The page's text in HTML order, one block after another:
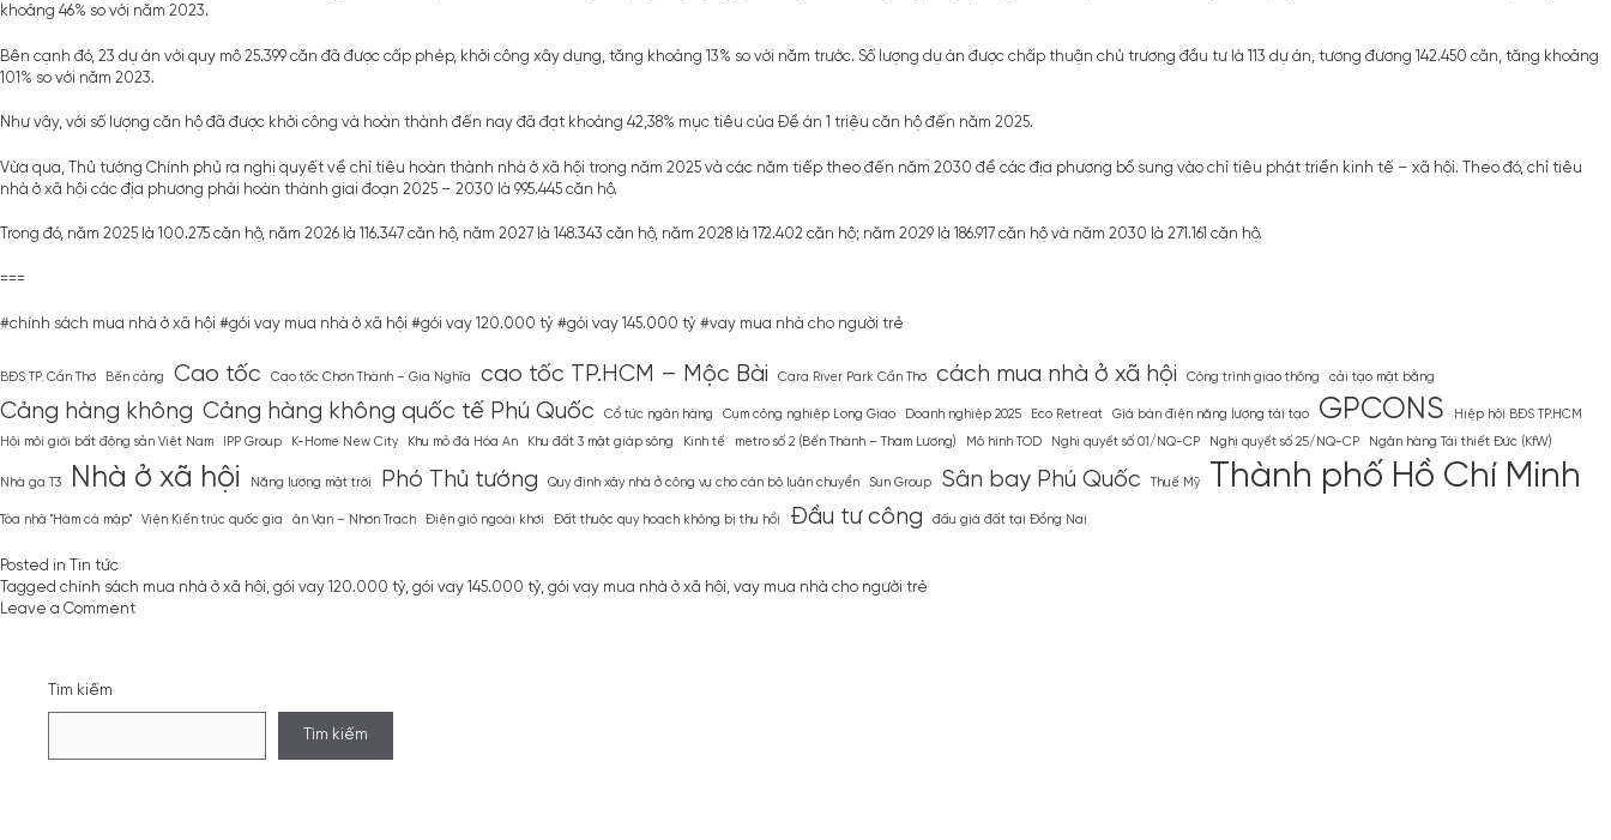
khoảng 46% so với năm 2023.
Bên cạnh đó, 23 dự án với quy mô 25.399 căn đã được cấp phép, khởi công xây dựng, tăng khoảng 13% so với năm trước. Số lượng dự án được chấp thuận chủ trương đầu tư là 113 dự án, tương đương 142.450 căn, tăng khoảng
101% so với năm 2023.
Như vậy, với số lượng căn hộ đã được khởi công và hoàn thành đến nay đã đạt khoảng 42,38% mục tiêu của Đề án 1 triệu căn hộ đến năm 2025.
Vừa qua, Thủ tướng Chính phủ ra nghị quyết về chỉ tiêu hoàn thành nhà ở xã hội trong năm 2025 và các năm tiếp theo đến năm 2030 để các địa phương bổ sung vào chỉ tiêu phát triển kinh tế – xã hội. Theo đó, chỉ tiêu
nhà ở xã hội các địa phương phải hoàn thành giai đoạn 2025 – 2030 là 995.445 căn hộ.
Trong đó, năm 2025 là 100.275 căn hộ, năm 2026 là 116.347 căn hộ, năm 2027 là 148.343 căn hộ, năm 2028 là 172.402 căn hộ; năm 2029 là 186.917 căn hộ và năm 2030 là 271.161 căn hộ.
===
#chính sách mua nhà ở xã hội #gói vay mua nhà ở xã hội #gói vay 120.000 tỷ #gói vay 145.000 tỷ #vay mua nhà cho người trẻ
BĐS TP. Cần Thơ Bến cảng Cao tốc Cao tốc Chơn Thành – Gia Nghĩa cao tốc TP.HCM – Mộc Bài Cara River Park Cần Thơ cách mua nhà ở xã hội Công trình giao thông cải tạo mặt bằng
Cảng hàng không Cảng hàng không quốc tế Phú Quốc Cổ tức ngân hàng Cụm công nghiệp Long Giao Doanh nghiệp 2025 Eco Retreat Giá bán điện năng lượng tái tạo GPCONS Hiệp hội BĐS TP.HCM
Hội môi giới bất động sản Việt Nam IPP Group K-Home New City Khu mỏ đá Hóa An Khu đất 3 mặt giáp sông Kinh tế metro số 2 (Bến Thành – Tham Lương) Mô hình TOD Nghị quyết số 01/NQ-CP Nghị quyết số 25/NQ-CP Ngân hàng Tái thiết Đức (KfW)
Nhà ga T3 Nhà ở xã hội Năng lượng mặt trời Phó Thủ tướng Quy định xây nhà ở công vụ cho cán bộ luân chuyển Sun Group Sân bay Phú Quốc Thuế Mỹ Thành phố Hồ Chí Minh
Tòa nhà ''Hàm cá mập'' Viện Kiến trúc quốc gia ân Vạn – Nhơn Trạch Điện gió ngoài khơi Đất thuộc quy hoạch không bị thu hồi Đầu tư công đấu giá đất tại Đồng Nai
Posted in
Tin tức
Tagged chính sách mua nhà ở xã hội, gói vay 120.000 tỷ, gói vay 145.000 tỷ, gói vay mua nhà ở xã hội, vay mua nhà cho người trẻ
Leave a Commenton
với
chủ
Tìm kiếm
Tìm kiếm